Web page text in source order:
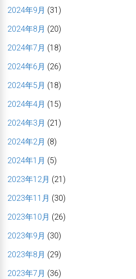
2024年9月 (31)
2024年8月 (20)
2024年7月 (18)
2024年6月 (26)
2024年5月 (18)
2024年4月 (15)
2024年3月 (21)
2024年2月 (8)
2024年1月 (5)
2023年12月 (21)
2023年11月 (30)
2023年10月 (26)
2023年9月 (30)
2023年8月 (29)
2023年7月 (36)